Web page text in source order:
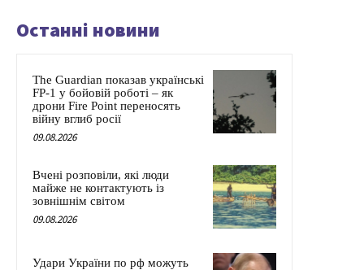
Останні новини
The Guardian показав українські
FP-1 у бойовій роботі – як
дрони Fire Point переносять
війну вглиб росії
09.08.2026
Вчені розповіли, які люди
майже не контактують із
зовнішнім світом
09.08.2026
Удари України по рф можуть